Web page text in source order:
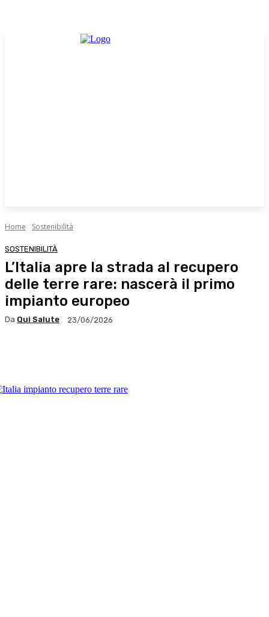
Home Sostenibilità
SOSTENIBILITÀ
L’Italia apre la strada al recupero
delle terre rare: nascerà il primo
impianto europeo
Da Qui Salute 23/06/2026